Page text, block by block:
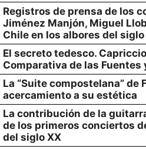
Registros de prensa de los
Jiménez Manjón, Miguel
Chile en los albores del siglo
El secreto tedesco.
Comparativa de las Fuentes
La “Suite compostelana” de
acercamiento a su estética
La contribución de la
de los primeros conciertos
del siglo XX